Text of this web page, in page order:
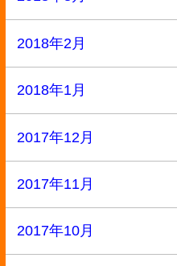
2016年7月
2016年6月
2016年5月
2016年4月
2016年2月